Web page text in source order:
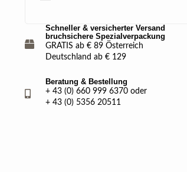
Schneller & versicherter Versand
bruchsichere Spezialverpackung
GRATIS ab € 89 Österreich
Deutschland ab € 129
Beratung & Bestellung
+ 43 (0) 660 999 6370 oder
+ 43 (0) 5356 20511